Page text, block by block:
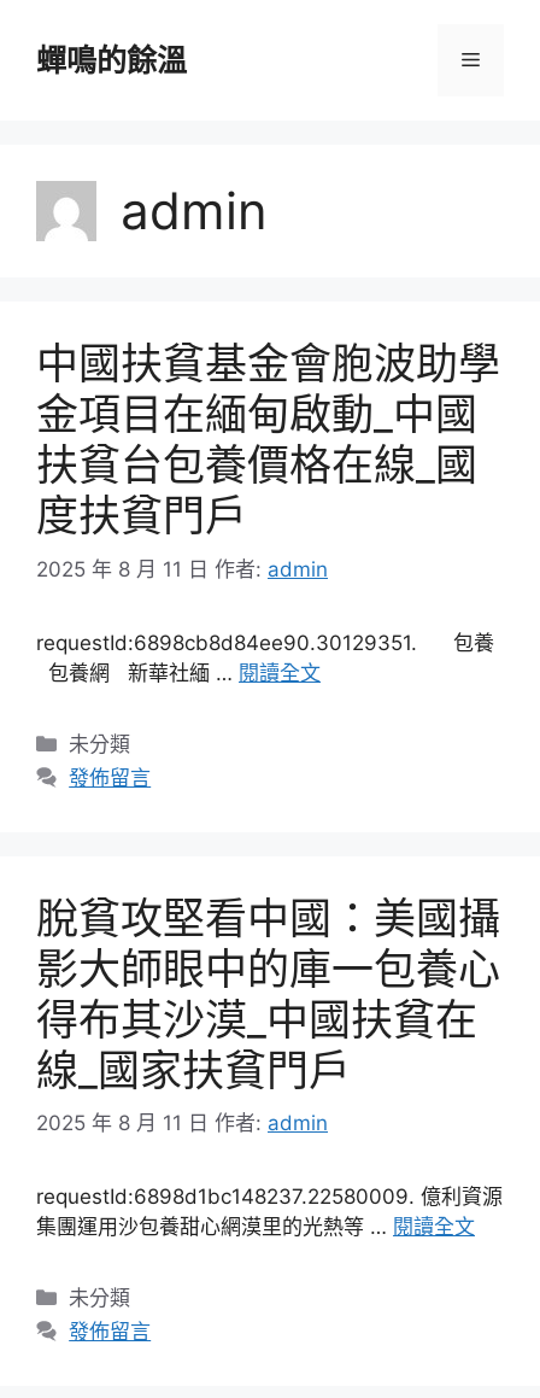
蟬鳴的餘溫 選
admin
中國扶貧基金會胞波助學
金項目在緬甸啟動_中國
扶貧台包養價格在線_國
度扶貧門戶
2025 年 8 月 11 日 作者: admin
requestId:6898cb8d84ee90.30129351. 包養
包養網 新華社緬 … 閱讀全文
分
類
未分類
發佈留言
脫貧攻堅看中國：美國攝
影大師眼中的庫一包養心
得布其沙漠_中國扶貧在
線_國家扶貧門戶
2025 年 8 月 11 日 作者: admin
requestId:6898d1bc148237.22580009. 億利資源
集團運用沙包養甜心網漠里的光熱等 … 閱讀全文
分
類
未分類
發佈留言